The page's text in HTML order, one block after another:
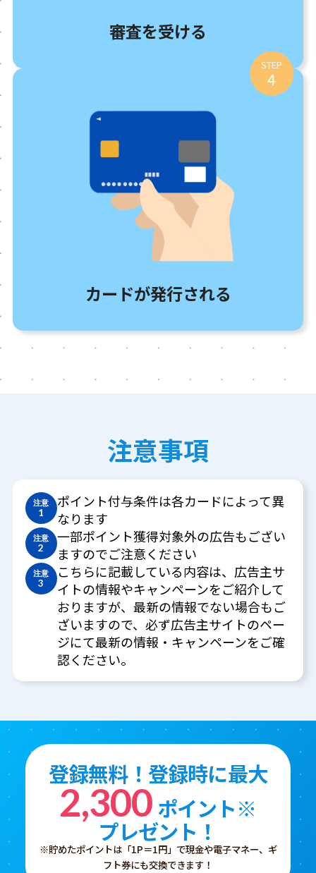
審査を受ける
STEP
4
カードが発行される
注意事項
注意
1
ポイント付与条件は各カードによって異
なります
注意
2
一部ポイント獲得対象外の広告もござい
ますのでご注意ください
注意
3
こちらに記載している内容は、広告主サ
イトの情報やキャンペーンをご紹介して
おりますが、最新の情報でない場合もご
ざいますので、必ず広告主サイトのペー
ジにて最新の情報・キャンペーンをご確
認ください。
登録無料！登録時に最大
2,300ポイント※
プレゼント！
※貯めたポイントは「1P＝1円」で現金や電子マネー、ギ
フト券にも交換できます！